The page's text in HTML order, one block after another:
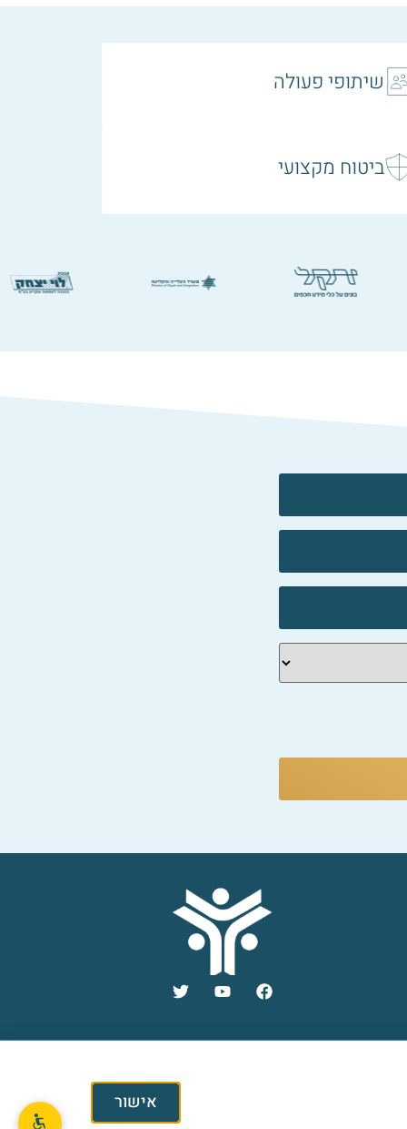
שיתופי פעולה
ביטוח מקצועי
אישור